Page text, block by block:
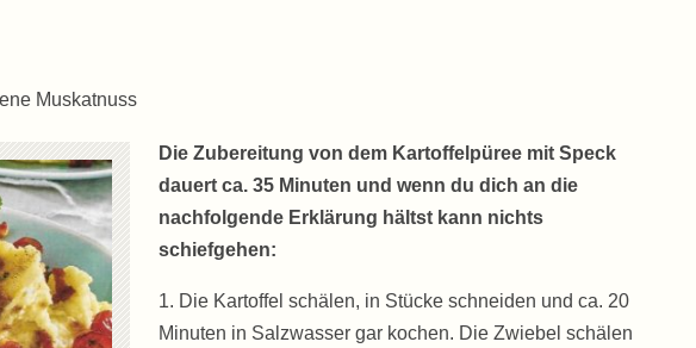
Muskatnuss
Die Zubereitung von dem Kartoffelpüree mit Speck
dauert ca. 35 Minuten und wenn du dich an die
nachfolgende Erklärung hältst kann nichts
schiefgehen:
1. Die Kartoffel schälen, in Stücke schneiden und ca. 20
Minuten in Salzwasser gar kochen. Die Zwiebel schälen